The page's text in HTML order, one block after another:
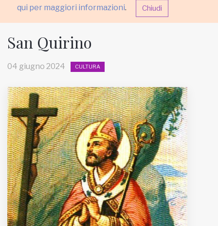
qui per maggiori informazioni. Chiudi
RUBRICHE
MUNICIPI
Inviateci le vostre segnalazioni
Iscriviti alla newsletter
www.viveremilano.info
Fondato e diretto da Enzo De
San Quirino
04 giugno 2024 CULTURA